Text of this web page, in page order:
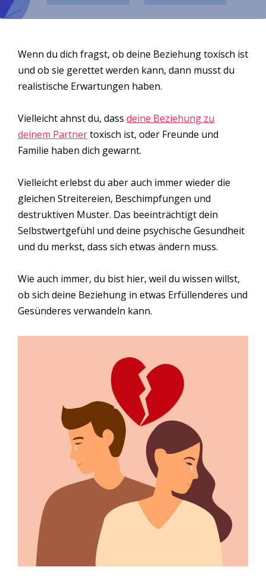
Wenn du dich fragst, ob deine Beziehung toxisch ist
und ob sie gerettet werden kann, dann musst du
realistische Erwartungen haben.
Vielleicht ahnst du, dass deine Beziehung zu
deinem Partnertoxisch ist, oder Freunde und
Familie haben dich gewarnt.
Vielleicht erlebst du aber auch immer wieder die
gleichen Streitereien, Beschimpfungen und
destruktiven Muster. Das beeinträchtigt dein
Selbstwertgefühl und deine psychische Gesundheit
und du merkst, dass sich etwas ändern muss.
Wie auch immer, du bist hier, weil du wissen willst,
ob sich deine Beziehung in etwas Erfüllenderes und
Gesünderes verwandeln kann.